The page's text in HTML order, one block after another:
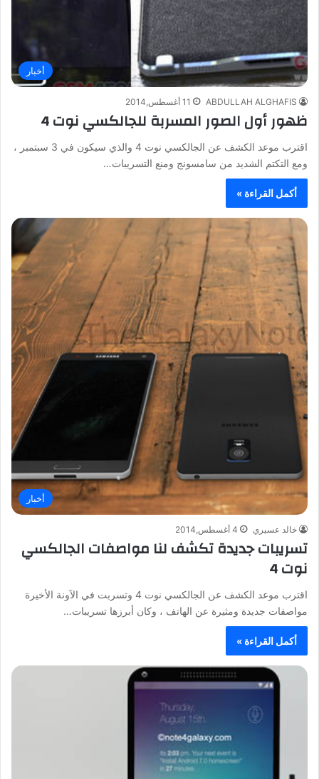
أخبار
ABDULLAH ALGHAFIS 11 أغسطس,2014
ظهور أول الصور المسربة للجالكسي نوت 4
اقترب موعد الكشف عن الجالكسي نوت 4 والذي سيكون في 3 سبتمبر ،
ومع التكتم الشديد من سامسونج ومنع التسريبات…
أكمل القراءة »
أخبار
خالد عسيري 4 أغسطس,2014
تسريبات جديدة تكشف لنا مواصفات الجالكسي
نوت 4
اقترب موعد الكشف عن الجالكسي نوت 4 وتسربت في الآونة الأخيرة
مواصفات جديدة ومثيرة عن الهاتف ، وكان أبرزها تسريبات…
أكمل القراءة »